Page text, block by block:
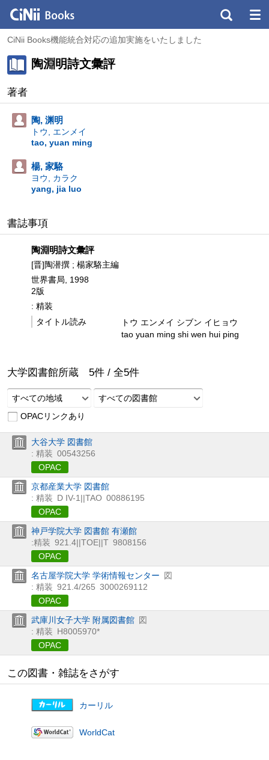
CiNii Books機能統合対応の追加実施をいたしました
陶淵明詩文彙評
著者
陶, 渊明
トウ, エンメイ
tao, yuan ming
楊, 家駱
ヨウ, カラク
yang, jia luo
書誌事項
陶淵明詩文彙評
[晋]陶潜撰 ; 楊家駱主編
世界書局, 1998
2版
: 精装
タイトル読み
トウ エンメイ シブン イヒョウ
tao yuan ming shi wen hui ping
大学図書館所蔵 5件 / 全5件
すべての地域
すべての図書館
OPACリンクあり
大谷大学 図書館
: 精装 00543256
OPAC
京都産業大学 図書館
: 精装 D IV-1||TAO 00886195
OPAC
神戸学院大学 図書館 有瀬館
:精装 921.4||TOE||T 9808156
OPAC
名古屋学院大学 学術情報センター
図
: 精装 921.4/265 3000269112
OPAC
武庫川女子大学 附属図書館 図
: 精装 H8005970*
OPAC
この図書・雑誌をさがす
カーリル
WorldCat